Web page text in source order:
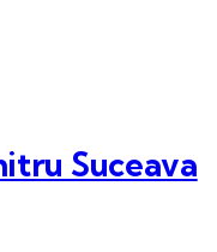
Suceava